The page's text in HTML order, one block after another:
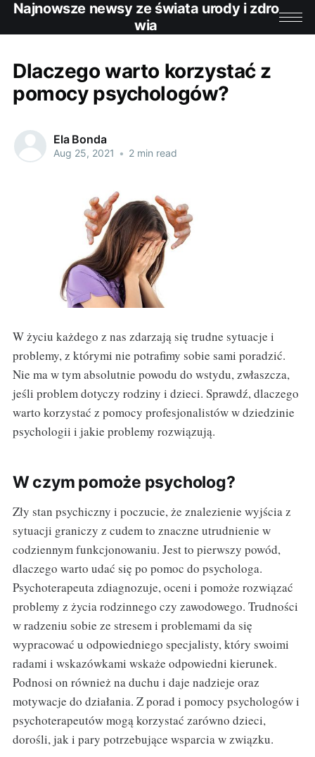
Najnowsze newsy ze świata urody i zdro
wia
Dlaczego warto korzystać z
pomocy psychologów?
Ela Bonda
Aug 25, 2021 • 2 min read
W życiu każdego z nas zdarzają się trudne sytuacje i
problemy, z którymi nie potrafimy sobie sami poradzić.
Nie ma w tym absolutnie powodu do wstydu, zwłaszcza,
jeśli problem dotyczy rodziny i dzieci. Sprawdź, dlaczego
warto korzystać z pomocy profesjonalistów w dziedzinie
psychologii i jakie problemy rozwiązują.
W czym pomoże psycholog?
Zły stan psychiczny i poczucie, że znalezienie wyjścia z
sytuacji graniczy z cudem to znaczne utrudnienie w
codziennym funkcjonowaniu. Jest to pierwszy powód,
dlaczego warto udać się po pomoc do psychologa.
Psychoterapeuta zdiagnozuje, oceni i pomoże rozwiązać
problemy z życia rodzinnego czy zawodowego. Trudności
w radzeniu sobie ze stresem i problemami da się
wypracować u odpowiedniego specjalisty, który swoimi
radami i wskazówkami wskaże odpowiedni kierunek.
Podnosi on również na duchu i daje nadzieje oraz
motywacje do działania. Z porad i pomocy psychologów i
psychoterapeutów mogą korzystać zarówno dzieci,
dorośli, jak i pary potrzebujące wsparcia w związku.